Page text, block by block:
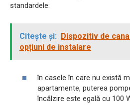
standardele:
Citește și: Dispozitiv de
opțiuni de instalare
în casele în care nu există
apartamente, puterea
încălzire este egală cu 100